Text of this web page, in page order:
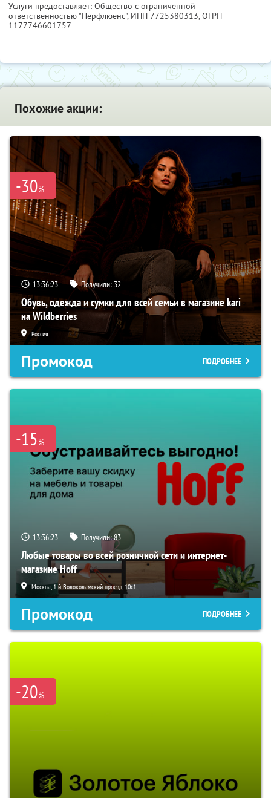
Услуги предоставляет: Общество с ограниченной
ответственностью "Перфлюенс", ИНН 7725380313, ОГРН
1177746601757
Похожие акции:
-30%
13:36:23 Получили: 32
Обувь, одежда и сумки для всей семьи в магазине kari
на Wildberries
Россия
Промокод ПОДРОБНЕЕ
-15%
13:36:23 Получили:83
Любые товары во всей розничной сети и интернет-
магазине Hoff
Москва, 1-й Волоколамский проезд, 10с1
Промокод ПОДРОБНЕЕ
-20%